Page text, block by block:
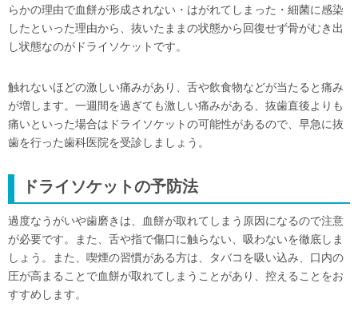
らかの理由で血餅が形成されない・はがれてしまった・細菌に感染
したといった理由から、抜いたままの状態から回復せず骨がむき出
し状態なのがドライソケットです。
触れないほどの激しい痛みがあり、舌や飲食物などが当たると痛み
が増します。一週間を過ぎても激しい痛みがある、抜歯直後よりも
痛いといった場合はドライソケットの可能性があるので、早急に抜
歯を行った歯科医院を受診しましょう。
ドライソケットの予防法
過度なうがいや歯磨きは、血餅が取れてしまう原因になるので注意
が必要です。また、舌や指で傷口に触らない、吸わないを徹底しま
しょう。また、喫煙の習慣がある方は、タバコを吸い込み、口内の
圧が高まることで血餅が取れてしまうことがあり、控えることをお
すすめします。